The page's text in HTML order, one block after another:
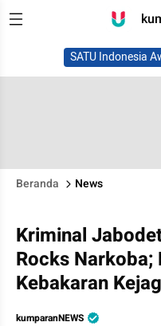
SATU Indonesia
Beranda News
Kriminal
Rocks
Kebakaran
kumparanNEWS